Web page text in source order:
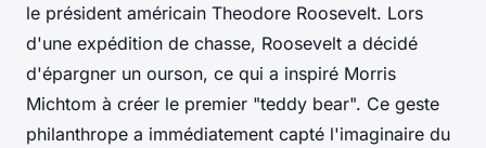
le président américain Theodore Roosevelt. Lors
d'une expédition de chasse, Roosevelt a décidé
d'épargner un ourson, ce qui a inspiré Morris
Michtom à créer le premier "teddy bear". Ce geste
philanthrope a immédiatement capté l'imaginaire du